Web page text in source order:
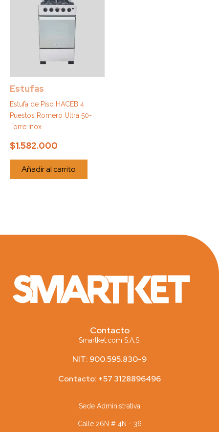
Estufas
Estufa de Piso HACEB 4
Puestos Romero Ultra 50-
Torre Inox
$1.582.000
Añadir al carrito
Contacto
Smartket.com S.A.S.
NIT: 900.595.830-9
Contacto: +57 3128896496
Sede Administrativa
Calle 26N # 4N - 36